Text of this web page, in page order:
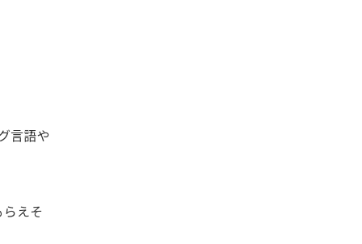
言語や
えそ